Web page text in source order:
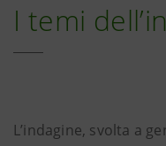
I temi
L’indagine, svolta a